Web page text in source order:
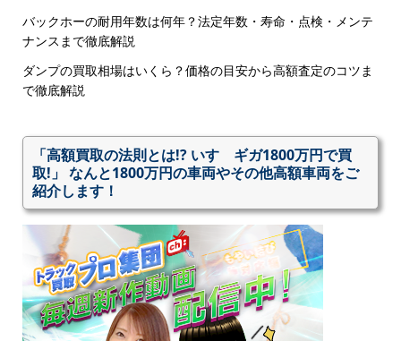
バックホーの耐用年数は何年？法定年数・寿命・点検・メンテ
ナンスまで徹底解説
ダンプの買取相場はいくら？価格の目安から高額査定のコツま
で徹底解説
「高額買取の法則とは!? いすゞギガ1800万円で買
取!」 なんと1800万円の車両やその他高額車両をご
紹介します！